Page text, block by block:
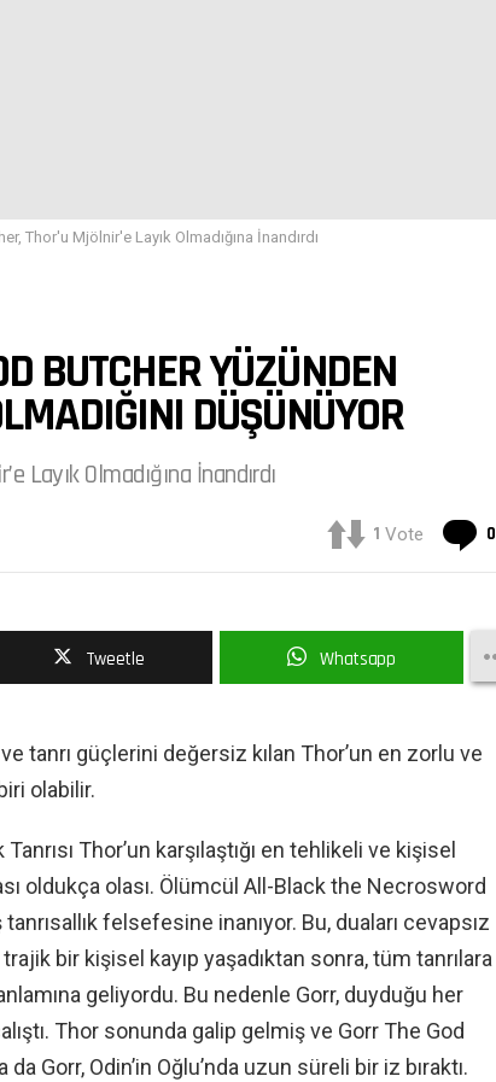
Thor'u Mjölnir'e Layık Olmadığına İnandırdı
BUTCHER YÜZÜNDEN
DÜŞÜNÜYOR
Layık Olmadığına İnandırdı
1 Vote 0
Tweetle Whatsapp
tanrı güçlerini değersiz kılan Thor’un en zorlu ve
olabilir.
Thor’un karşılaştığı en tehlikeli ve kişisel
oldukça olası. Ölümcül All-Black the Necrosword
felsefesine inanıyor. Bu, duaları cevapsız
bir kişisel kayıp yaşadıktan sonra, tüm tanrılara
geliyordu. Bu nedenle Gorr, duyduğu her
Thor sonunda galip gelmiş ve Gorr The God
Gorr, Odin’in Oğlu’nda uzun süreli bir iz bıraktı.